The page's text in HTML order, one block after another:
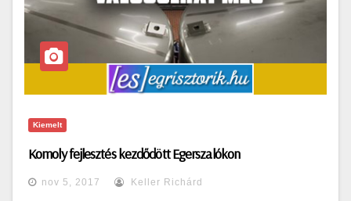
Kiemelt
Komoly fejlesztés kezdődött Egerszalókon
nov 5, 2017 Keller Richárd